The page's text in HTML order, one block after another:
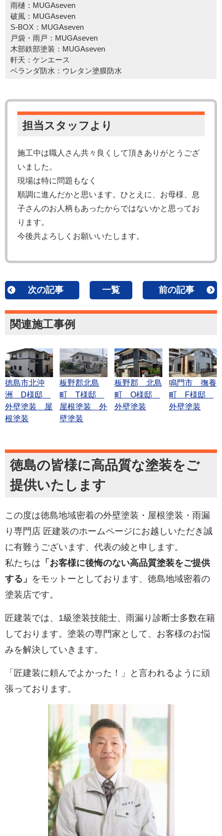
雨樋：MUGAseven
破風：MUGAseven
S-BOX：MUGAseven
戸袋・雨戸：MUGAseven
木部鉄部塗装：MUGAseven
軒天：ケンエース
ベランダ防水：ウレタン塗膜防水
担当スタッフより
施工中は職人さん共々良くして頂きありがとうござ
いました。
現場は特に問題もなく
順調に進んだかと思います。ひとえに、お母様、息
子さんのお人柄もあったからではないかと思ってお
ります。
今後共よろしくお願いいたします。
次の記事 一覧 前の記事
関連施工事例
徳島市北沖
洲 D様邸
外壁塗装 屋
根塗装
板野郡北島
町 T様邸
屋根塗装 外
壁塗装
板野郡 北島
町 O様邸
外壁塗装
鳴門市 撫養
町 F様邸
外壁塗装
徳島の皆様に高品質な塗装をご
提供いたします
この度は徳島地域密着の外壁塗装・屋根塗装・雨漏
り専門店 匠建装のホームページにお越しいただき誠
に有難うございます、代表の綾と申します。
私たちは 「お客様に後悔のない高品質塗装をご提供
する」 をモットーとしております、徳島地域密着の
塗装店です。
匠建装では、1級塗装技能士、雨漏り診断士多数在籍
しております。塗装の専門家として、お客様のお悩
みを解決していきます。
「匠建装に頼んでよかった！」と言われるように頑
張っております。